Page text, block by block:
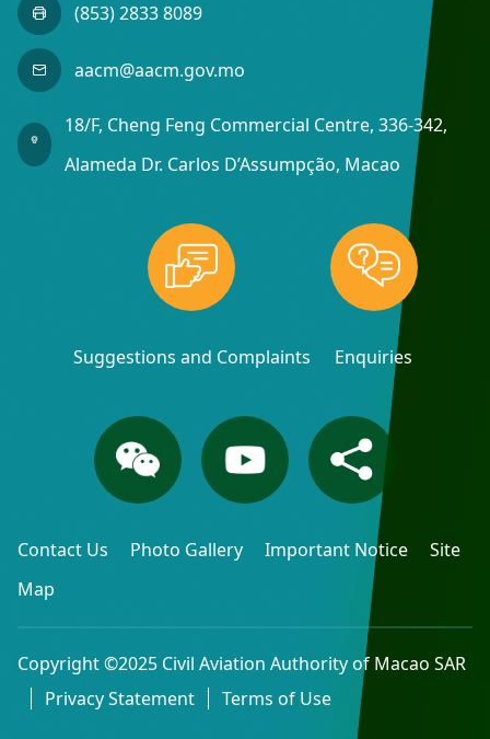
(853) 2833 8089
aacm@aacm.gov.mo
18/F, Cheng Feng Commercial Centre, 336-342,
Alameda Dr. Carlos D’Assumpção, Macao
Suggestions and Complaints Enquiries
Contact Us Photo Gallery Important Notice
Site
Map
Copyright ©2025 Civil Aviation Authority of Macao SAR
Privacy Statement
Terms of Use